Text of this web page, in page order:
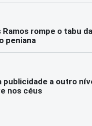
Ramos rompe o tabu da
peniana
publicidade a outro
nos céus